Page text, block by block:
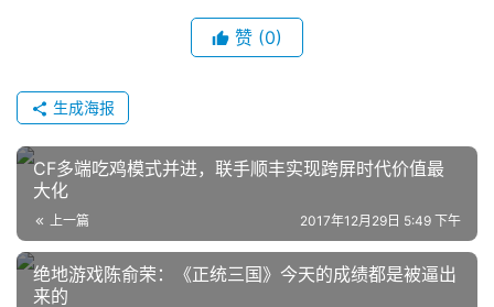
休
闲
游
戏
2
赞 (0)
生成海报
CF多端吃鸡模式并进，联手顺丰实现跨屏时代价值最
大化
上一篇 2017年12月29日 5:49 下午
绝地游戏陈俞荣：《正统三国》今天的成绩都是被逼出
来的